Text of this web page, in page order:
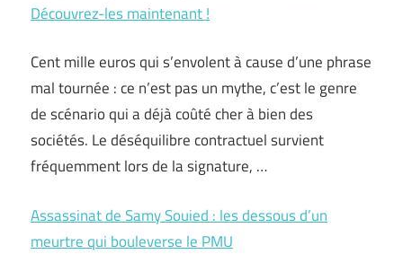
Découvrez-les maintenant !
Cent mille euros qui s’envolent à cause d’une phrase
mal tournée : ce n’est pas un mythe, c’est le genre
de scénario qui a déjà coûté cher à bien des
sociétés. Le déséquilibre contractuel survient
fréquemment lors de la signature, …
Assassinat de Samy Souied : les dessous d’un
meurtre qui bouleverse le PMU